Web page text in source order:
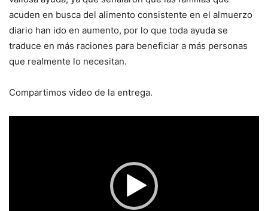
acuden en busca del alimento consistente en el almuerzo
diario han ido en aumento, por lo que toda ayuda se
traduce en más raciones para beneficiar a más personas
que realmente lo necesitan.
Compartimos video de la entrega.